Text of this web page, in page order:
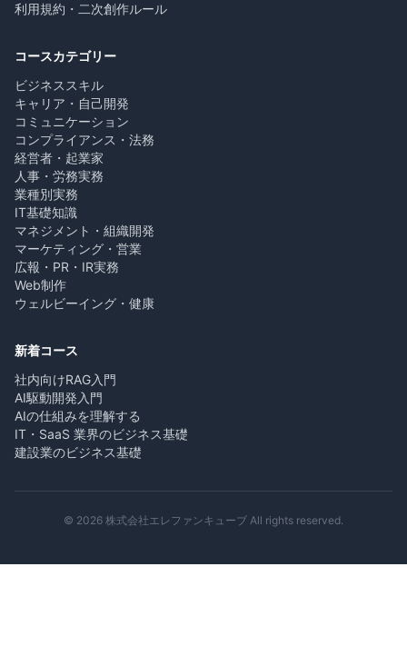
利用規約・二次創作ルール
コースカテゴリー
ビジネススキル
キャリア・自己開発
コミュニケーション
コンプライアンス・法務
経営者・起業家
人事・労務実務
業種別実務
IT基礎知識
マネジメント・組織開発
マーケティング・営業
広報・PR・IR実務
Web制作
ウェルビーイング・健康
新着コース
社内向けRAG入門
AI駆動開発入門
AIの仕組みを理解する
IT・SaaS 業界のビジネス基礎
建設業のビジネス基礎
© 2026 株式会社エレファンキューブ All rights reserved.